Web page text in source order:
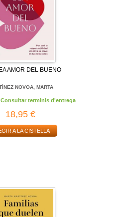
AMOR DEL BUENO
NOVOA, MARTA
terminis d'entrega
18,95 €
A LA CISTELLA